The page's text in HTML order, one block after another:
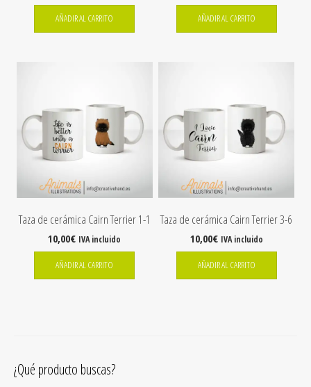
AÑADIR AL CARRITO AÑADIR AL CARRITO
Taza de cerámica Cairn Terrier 1-1
10,00€ IVA incluido
AÑADIR AL CARRITO
Taza de cerámica Cairn Terrier 3-6
10,00€ IVA incluido
AÑADIR AL CARRITO
¿Qué producto buscas?